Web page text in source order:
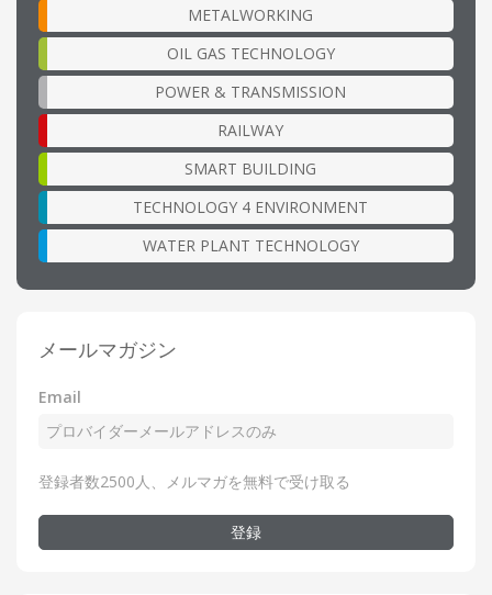
METALWORKING
OIL GAS TECHNOLOGY
POWER & TRANSMISSION
RAILWAY
SMART BUILDING
TECHNOLOGY 4 ENVIRONMENT
WATER PLANT TECHNOLOGY
メールマガジン
Email
登録者数2500人、メルマガを無料で受け取る
登録